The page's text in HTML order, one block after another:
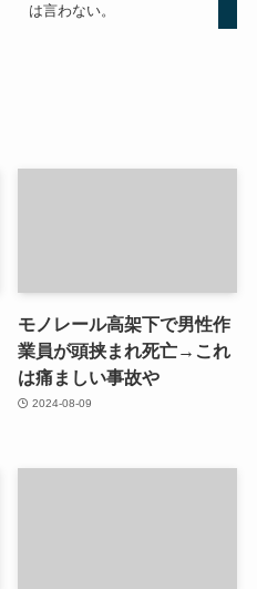
は言わない。
モノレール高架下で男性作
業員が頭挟まれ死亡→これ
は痛ましい事故や
2024-08-09